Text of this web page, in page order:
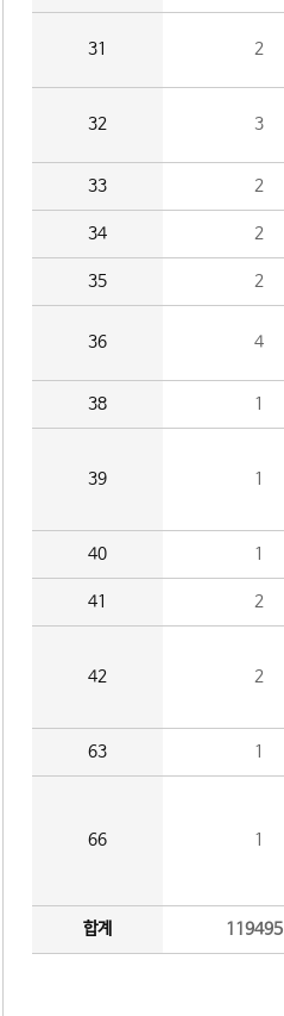
31 2
32 3
33 2
34 2
35 2
36 4
38 1
39 1
40 1
41 2
42 2
63 1
66 1
합계